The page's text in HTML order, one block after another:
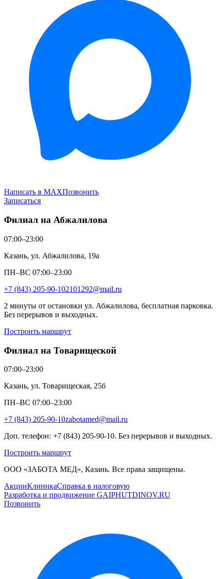
Написать в MAXПозвонить
Записаться
Филиал на Абжалилова
07:00–23:00
Казань, ул. Абжалилова, 19а
ПН–ВС 07:00–23:00
+7 (843) 205-90-102101292@mail.ru
2 минуты от остановки ул. Абжалилова, бесплатная парковка.
Без перерывов и выходных.
Построить маршрут
Филиал на Товарищеской
07:00–23:00
Казань, ул. Товарищеская, 25б
ПН–ВС 07:00–23:00
+7 (843) 205-90-10zabotamed@mail.ru
Доп. телефон: +7 (843) 205-90-10. Без перерывов и выходных.
Построить маршрут
ООО «ЗАБОТА МЕД», Казань. Все права защищены.
АкцииКлиникаСправка в налоговую
Разработка и продвижение GAIPHUTDINOV.RU
Позвонить